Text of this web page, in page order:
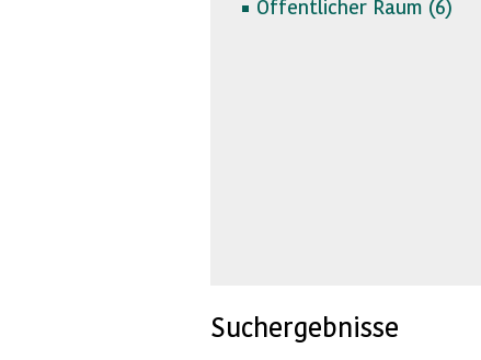
Öffentlicher Raum (6)
Suchergebnisse